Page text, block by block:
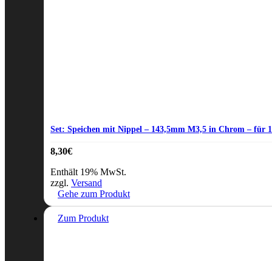
Set: Speichen mit Nippel – 143,5mm M3,5 in Chrom – für
8,30€
Enthält 19% MwSt.
zzgl. Versand
Gehe zum Produkt
Zum Produkt